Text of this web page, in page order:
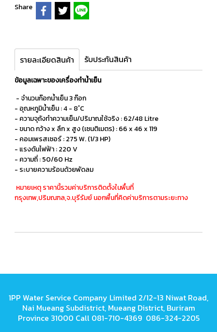
Share
รายละเอียดสินค้า รับประกันสินค้า
ข้อมูลเฉพาะของเครื่องทำน้ำเย็น
- จำนวนก๊อกน้ำเย็น 3 ก๊อก
- อุณหภูมิน้ำเย็น : 4 - 8 ํC
- ความจุถังทำความเย็น/ปริมาณใช้จริง : 62/48 Litre
- ขนาด กว้าง x ลึก x สูง (เซนติเมตร) : 66 x 46 x 119
- คอมเพรสเซอร์ : 275 W. (1/3 HP)
- แรงดันไฟฟ้า : 220 V
- ความถี่ : 50/60 Hz
- ระบายความร้อนด้วยพัดลม
หมายเหตุ ราคานี้รวมค่าบริการติดตั้งในพื้นที่
กรุงเทพ,ปริมณฑล,จ.บุรีรัมย์ นอกพื้นที่คิดค่าบริการตามระยะทาง
1PP Water Service Company Limited 2/12-13 Niwat Road,
Nai Mueang Subdistrict, Mueang District, Buriram
Province 31000 Call 081-710-4369 086-324-2205